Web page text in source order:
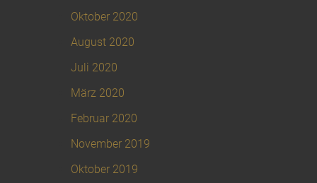
Oktober 2020
August 2020
Juli 2020
März 2020
Februar 2020
November 2019
Oktober 2019